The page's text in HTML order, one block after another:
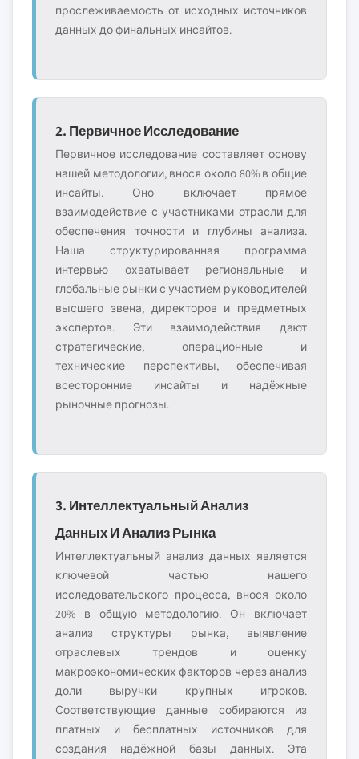
прослеживаемость от исходных источников
данных до финальных инсайтов.
2. Первичное Исследование
Первичное исследование составляет основу
нашей методологии, внося около 80% в общие
инсайты. Оно включает прямое
взаимодействие с участниками отрасли для
обеспечения точности и глубины анализа.
Наша структурированная программа
интервью охватывает региональные и
глобальные рынки с участием руководителей
высшего звена, директоров и предметных
экспертов. Эти взаимодействия дают
стратегические, операционные и
технические перспективы, обеспечивая
всесторонние инсайты и надёжные
рыночные прогнозы.
3. Интеллектуальный Анализ
Данных И Анализ Рынка
Интеллектуальный анализ данных является
ключевой частью нашего
исследовательского процесса, внося около
20% в общую методологию. Он включает
анализ структуры рынка, выявление
отраслевых трендов и оценку
макроэкономических факторов через анализ
доли выручки крупных игроков.
Соответствующие данные собираются из
платных и бесплатных источников для
создания надёжной базы данных. Эта